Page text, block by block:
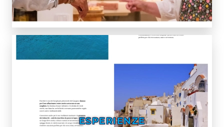
ESPERIENZE